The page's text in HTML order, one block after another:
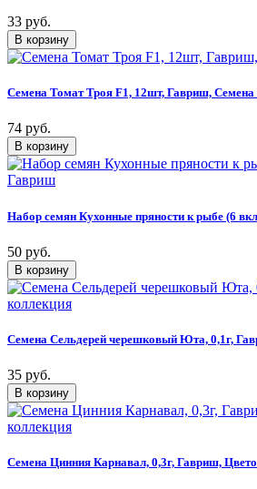
33 руб.
Семена Томат Троя F1, 12шт, Гавриш, Семена
74 руб.
Набор семян Кухонные пряности к рыбе (6
50 руб.
Семена Сельдерей черешковый Юта, 0,1г,
35 руб.
Семена Цинния Карнавал, 0,3г, Гавриш,